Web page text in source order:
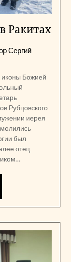
Ракитах
Сергий
иконы Божией
Рубцовского
иерея
был
отец